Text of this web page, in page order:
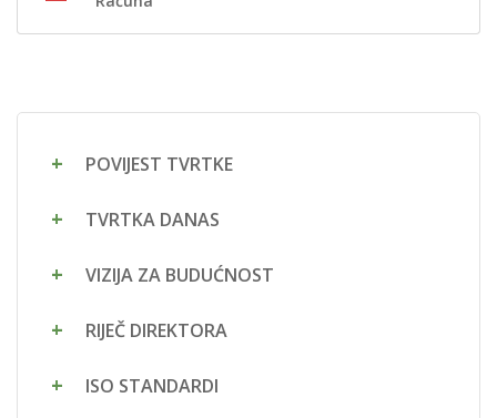
POVIJEST TVRTKE
TVRTKA DANAS
VIZIJA ZA BUDUĆNOST
RIJEČ DIREKTORA
ISO STANDARDI